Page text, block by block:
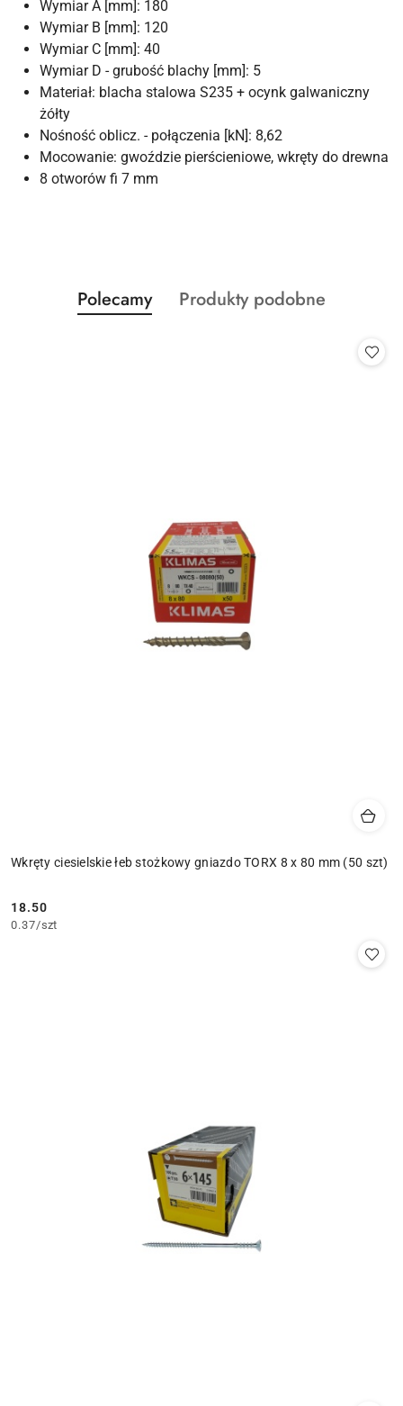
Wymiar A [mm]: 180
Wymiar B [mm]: 120
Wymiar C [mm]: 40
Wymiar D - grubość blachy [mm]: 5
Materiał: blacha stalowa S235 + ocynk galwaniczny
żółty
Nośność oblicz. - połączenia [kN]: 8,62
Mocowanie: gwoździe pierścieniowe, wkręty do drewna
8 otworów fi 7 mm
Pomiń karuzelę produktów
Produkty
o
Polecamy
Produkty
Produkty podobne
Wkręty ciesielskie łeb stożkowy gniazdo TORX 8 x 80 mm (50 szt)
Cena:
18.50
0.37/szt